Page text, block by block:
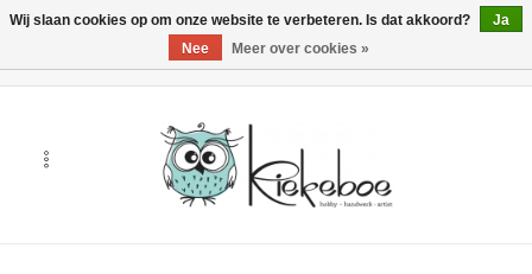
Wij slaan cookies op om onze website te verbeteren. Is dat akkoord?
Ja
Nee
Meer over cookies »